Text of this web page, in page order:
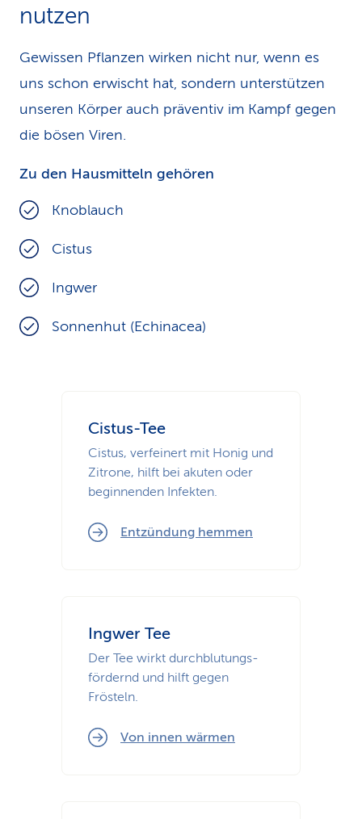
nutzen
Gewissen Pflanzen wirken nicht nur, wenn es
uns schon erwischt hat, sondern un­terstützen
unseren Körper auch präventiv im Kampf gegen
die bösen Viren.
Zu den Hausmitteln gehören
Knoblauch
Cistus
Ingwer
Sonnenhut (Echinacea)
Cistus-Tee
Cistus, verfeinert mit Honig und
Zitrone, hilft bei akuten oder
beginnenden Infekten.
Entzündung hemmen
Ingwer Tee
Der Tee wirkt durchblutungs­
fördernd und hilft gegen
Frösteln.
Von innen wärmen